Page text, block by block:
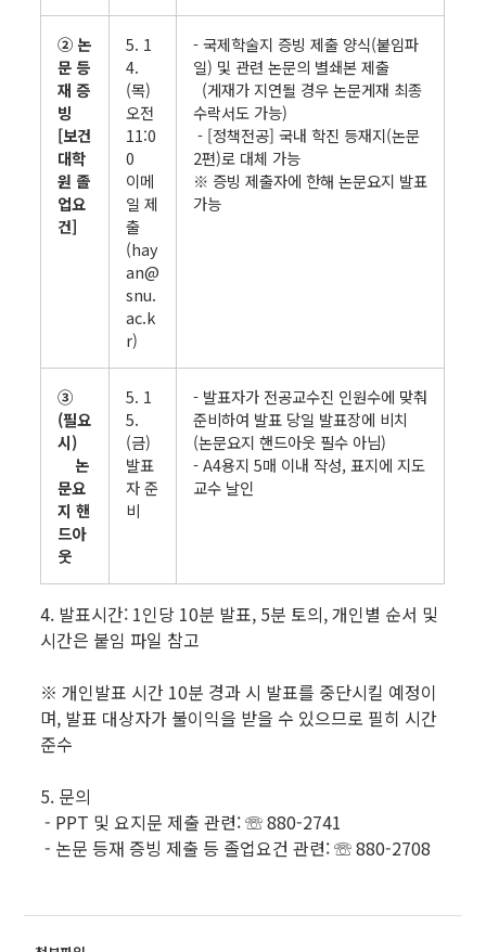
② 논
문 등
재 증
빙
[보건
대학
원 졸
업요
건]
5. 1
4.
(목)
오전
11:0
0
이메
일 제
출
(hay
an@
snu.
ac.k
r)
- 국제학술지 증빙 제출 양식(붙임파
일) 및 관련 논문의 별쇄본 제출
(게재가 지연될 경우 논문게재 최종
수락서도 가능)
- [정책전공] 국내 학진 등재지(논문
2편)로 대체 가능
※ 증빙 제출자에 한해 논문요지 발표
가능
③
(필요
시)
논
문요
지 핸
드아
웃
5. 1
5.
(금)
발표
자 준
비
- 발표자가 전공교수진 인원수에 맞춰
준비하여 발표 당일 발표장에 비치
(논문요지 핸드아웃 필수 아님)
- A4용지 5매 이내 작성, 표지에 지도
교수 날인
4. 발표시간: 1인당 10분 발표, 5분 토의, 개인별 순서 및
시간은 붙임 파일 참고
※ 개인발표 시간 10분 경과 시 발표를 중단시킬 예정이
며, 발표 대상자가 불이익을 받을 수 있으므로 필히 시간
준수
5. 문의
- PPT 및 요지문 제출 관련: ☏ 880-2741
- 논문 등재 증빙 제출 등 졸업요건 관련: ☏ 880-2708